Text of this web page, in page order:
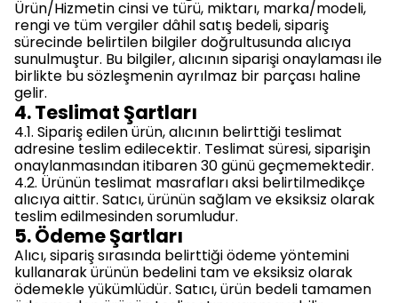
Ürün/Hizmetin cinsi ve türü, miktarı, marka/modeli,
rengi ve tüm vergiler dâhil satış bedeli, sipariş
sürecinde belirtilen bilgiler doğrultusunda alıcıya
sunulmuştur. Bu bilgiler, alıcının siparişi onaylaması ile
birlikte bu sözleşmenin ayrılmaz bir parçası haline
gelir.
4. Teslimat Şartları
4.1. Sipariş edilen ürün, alıcının belirttiği teslimat
adresine teslim edilecektir. Teslimat süresi, siparişin
onaylanmasından itibaren 30 günü geçmemektedir.
4.2. Ürünün teslimat masrafları aksi belirtilmedikçe
alıcıya aittir. Satıcı, ürünün sağlam ve eksiksiz olarak
teslim edilmesinden sorumludur.
5. Ödeme Şartları
Alıcı, sipariş sırasında belirttiği ödeme yöntemini
kullanarak ürünün bedelini tam ve eksiksiz olarak
ödemekle yükümlüdür. Satıcı, ürün bedeli tamamen